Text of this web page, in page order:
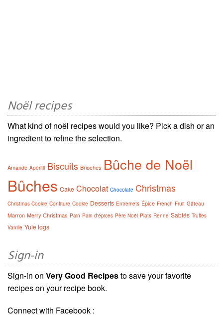
Noël recipes
What kind of noël recipes would you like? Pick a dish or an
ingredient to refine the selection.
Amande Apéritif Biscuits Brioches Bûche de Noël
Bûches Cake Chocolat Chocolate Christmas
Christmas Cookie Confiture Cookie Desserts Entremets Épice French Fruit Gâteau
Marron Merry Christmas Pain Pain d'épices Père Noël Plats Renne Sablés Truffes
Vanille Yule logs
Sign-in
Sign-in on Very Good Recipesto save your favorite
recipes on your recipe book.
Connect with Facebook :